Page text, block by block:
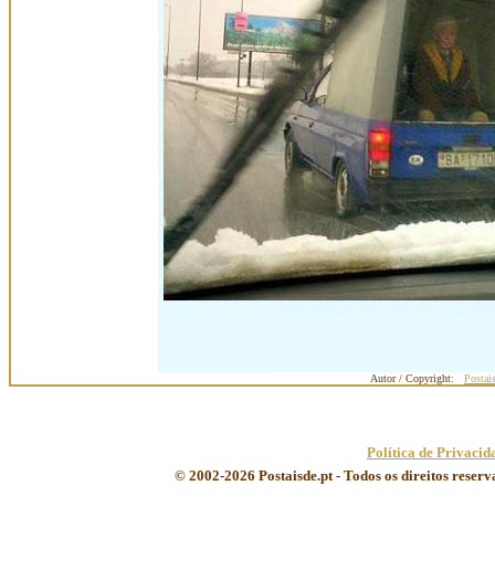
Autor / Copyright:
Política de
© 2002-2026 Postaisde.pt - Todos os direitos